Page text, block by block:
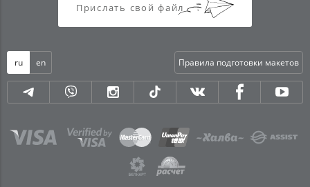
Прислать свой файл
ru en Правила подготовки макетов